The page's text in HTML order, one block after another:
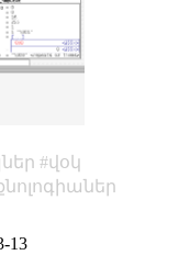
վօկ
13